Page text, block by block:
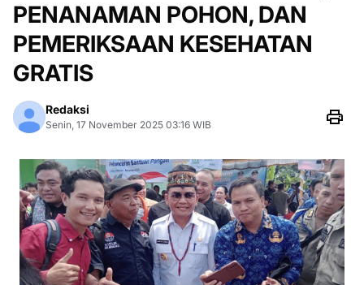
PENANAMAN POHON, DAN
PEMERIKSAAN KESEHATAN
GRATIS
Redaksi
Senin, 17 November 2025 03:16 WIB